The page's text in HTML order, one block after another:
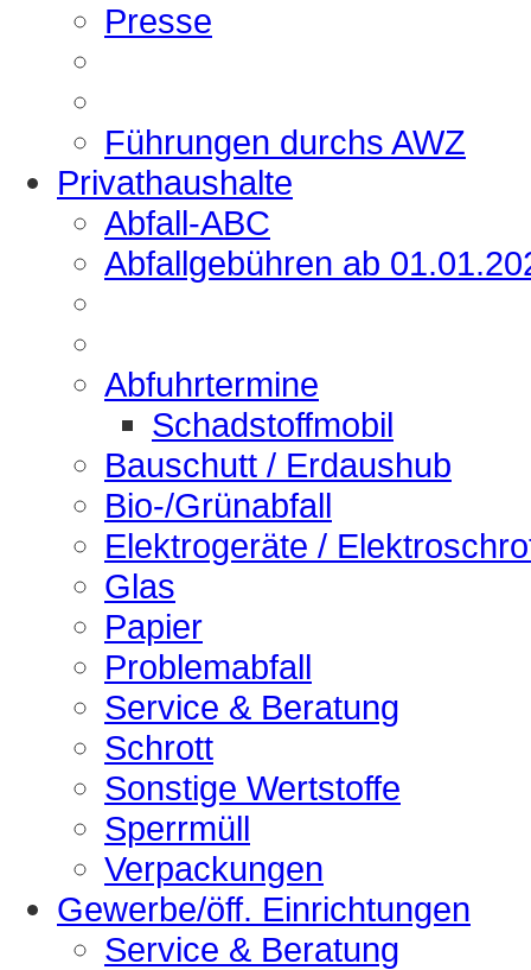
Presse
Führungen durchs AWZ
Privathaushalte
Abfall-ABC
Abfallgebühren ab
Abfuhrtermine
Schadstoffmobil
Bauschutt / Erdaushub
Bio-/Grünabfall
Elektrogeräte /
Glas
Papier
Problemabfall
Service & Beratung
Schrott
Sonstige Wertstoffe
Sperrmüll
Verpackungen
Gewerbe/öff. Einrichtungen
Service & Beratung